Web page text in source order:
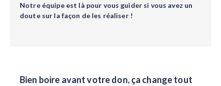
Notre équipe est là pour vous guider si vous avez un
doute sur la façon de les réaliser !
Bien boire avant votre don, ça change tout